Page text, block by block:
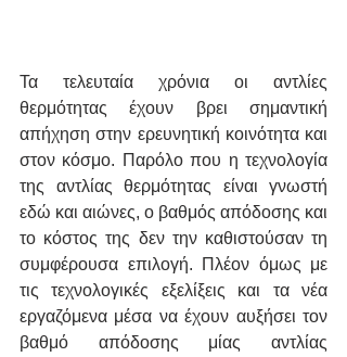
Τα τελευταία χρόνια οι αντλίες
θερμότητας έχουν βρει σημαντική
απήχηση στην ερευνητική κοινότητα και
στον κόσμο. Παρόλο που η τεχνολογία
της αντλίας θερμότητας είναι γνωστή
εδώ και αιώνες, ο βαθμός απόδοσης και
το κόστος της δεν την καθιστούσαν τη
συμφέρουσα επιλογή. Πλέον όμως με
τις τεχνολογικές εξελίξεις και τα νέα
εργαζόμενα μέσα να έχουν αυξήσει τον
βαθμό απόδοσης μίας αντλίας